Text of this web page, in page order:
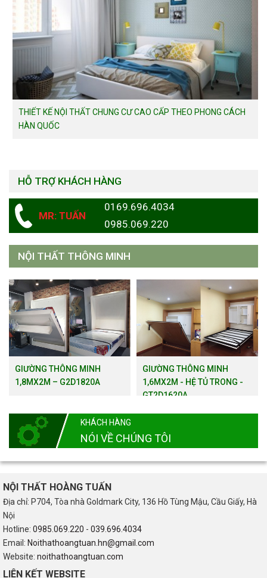
THIẾT KẾ NỘI THẤT CHUNG CƯ CAO CẤP THEO PHONG CÁCH
HÀN QUỐC
HỖ TRỢ KHÁCH HÀNG
MR: TUẤN
0169.696.4034
0985.069.220
NỘI THẤT THÔNG MINH
GIƯỜNG THÔNG MINH
1,8MX2M – G2D1820A
GIƯỜNG THÔNG MINH
1,6MX2M - HỆ TỦ TRONG -
GT2D1620A
KHÁCH HÀNG
NÓI VỀ CHÚNG TÔI
NỘI THẤT HOÀNG TUẤN
Địa chỉ: P704, Tòa nhà Goldmark City, 136 Hồ Tùng Mậu, Cầu Giấy, Hà
Nội
Hotline: 0985.069.220 - 039.696.4034
Email: Noithathoangtuan.hn@gmail.com
Website: noithathoangtuan.com
LIÊN KẾT WEBSITE